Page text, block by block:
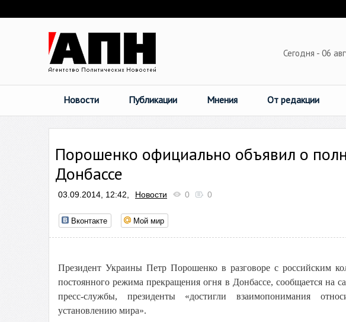
Сегодня - 06
Новости Публикации Мнения От редакции
Порошенко официально объявил о
Донбассе
03.09.2014, 12:42, Новости 0 0
Вконтакте Мой мир
Президент Украины Петр Порошенко в разговоре с российским
постоянного режима прекращения огня в Донбассе, сообщается на
пресс-службы, президенты «достигли взаимопонимания
установлению мира».